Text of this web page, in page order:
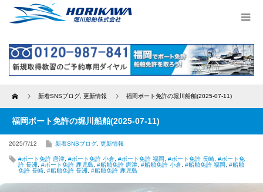
Home 新着SNSブログ 更新情報 福岡ボート免許の堀川船舶(2025-07-11)
福岡ボート免許の堀川船舶(2025-07-11)
2025/7/12 新着SNSブログ 更新情報
#ボート免許 唐津 #ボート免許 小倉 #ボート免許 福岡 #ボート免許 長崎 #ボート免
許 長洲
#ボート免許 鹿児島 #船舶免許 唐津 #船舶免許 小倉 #船舶免許 福岡
#船舶
免許 長崎 #船舶免許 長洲 #船舶免許 鹿児島